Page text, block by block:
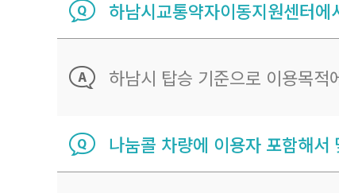
하남시교통약자이동지원센터
하남시 탑승 기준으로 이용목
나눔콜 차량에 이용자 포함해서